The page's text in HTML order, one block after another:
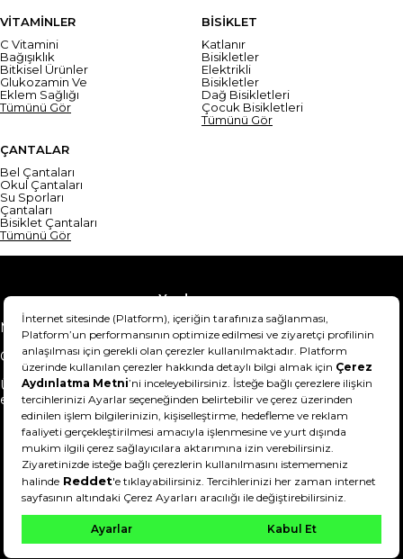
VİTAMİNLER
C Vitamini
Bağışıklık
Bitkisel Ürünler
Glukozamin Ve
Eklem Sağlığı
Tümünü Gör
BİSİKLET
Katlanır
Bisikletler
Elektrikli
Bisikletler
Dağ Bisikletleri
Çocuk Bisikletleri
Tümünü Gör
ÇANTALAR
Bel Çantaları
Okul Çantaları
Su Sporları
Çantaları
Bisiklet Çantaları
Tümünü Gör
Yardım
Mesafeli Satış Sözleşmesi
Teslimat Bilgisi
Gizlilik Sözleşmesi
Şartlar & Koşullar
Ürünümü nasıl iade
edebilirim?
Hakkımızda
DeFactoFIT ©️ 2022-2026. Tüm hakları saklıdır.
21